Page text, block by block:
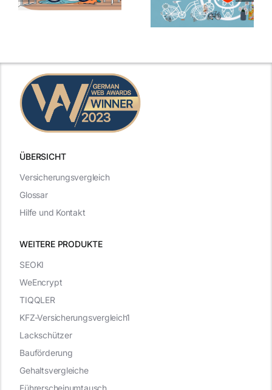
ÜBERSICHT
WEITERE PRODUKTE
Versicherungsvergleich
Glossar
Hilfe und Kontakt
SEOKI
WeEncrypt
TIQQLER
KFZ-Versicherungsvergleich1
Lackschützer
Bauförderung
Gehaltsvergleiche
Führerscheinumtausch